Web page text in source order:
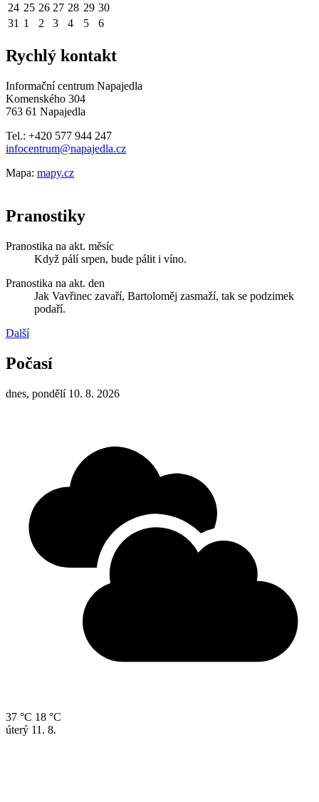
24 25 26 27 28 29 30
31 1 2 3 4 5 6
Rychlý kontakt
Informační centrum Napajedla
Komenského 304
763 61 Napajedla
Tel.: +420 577 944 247
infocentrum@napajedla.cz
Mapa: mapy.cz
Pranostiky
Pranostika na akt. měsíc
Když pálí srpen, bude pálit i víno.
Pranostika na akt. den
Jak Vavřinec zavaří, Bartoloměj zasmaží, tak se podzimek
podaří.
Další
Počasí
dnes, pondělí 10. 8. 2026
37 °C 18 °C
úterý 11. 8.